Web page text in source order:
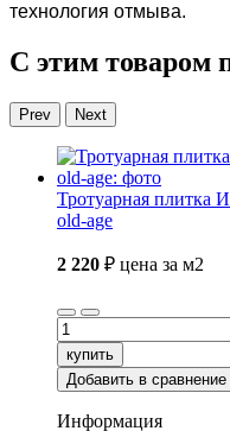
технология отмыва.
С этим товаром
Prev Next
Тротуарная плитка
old-age
2 220 ₽ цена за м2
купить
Добавить в сравнение
Информация